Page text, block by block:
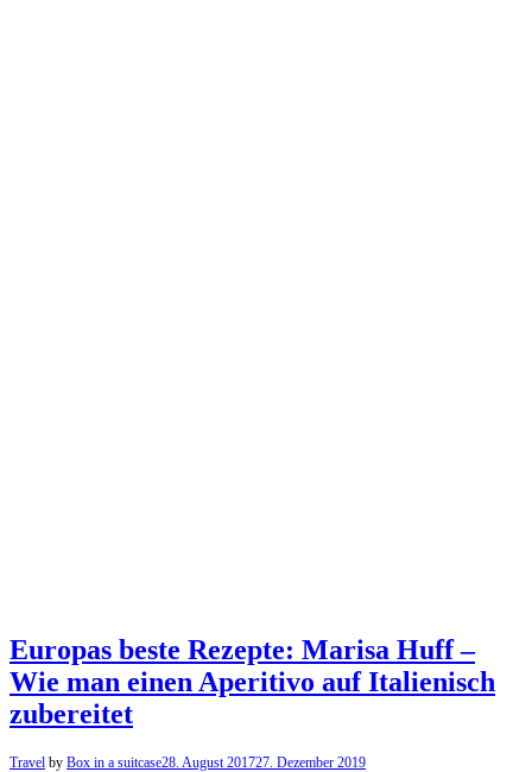
Europas beste Rezepte: Marisa Huff –
Wie man einen Aperitivo auf Italienisch
zubereitet
Travel by Box in a suitcase28. August 201727. Dezember 2019